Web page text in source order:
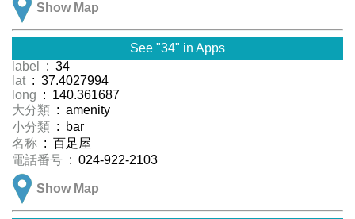
Show Map
See "34" in Apps
label
: 34
lat : 37.4027994
long : 140.361687
大分類 : amenity
小分類 : bar
名称 : 百足屋
電話番号 : 024-922-2103
Show Map